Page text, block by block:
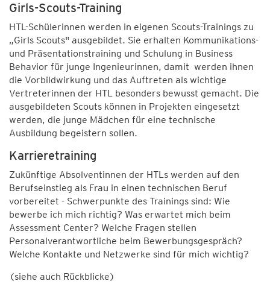
Girls-Scouts-Training
HTL-Schülerinnen werden in eigenen Scouts-Trainings zu
„Girls Scouts" ausgebildet. Sie erhalten Kommunikations-
und Präsentationstraining und Schulung in Business
Behavior für junge Ingenieurinnen, damit werden ihnen
die Vorbildwirkung und das Auftreten als wichtige
Vertreterinnen der HTL besonders bewusst gemacht. Die
ausgebildeten Scouts können in Projekten eingesetzt
werden, die junge Mädchen für eine technische
Ausbildung begeistern sollen.
Karrieretraining
Zukünftige Absolventinnen der HTLs werden auf den
Berufseinstieg als Frau in einen technischen Beruf
vorbereitet - Schwerpunkte des Trainings sind: Wie
bewerbe ich mich richtig? Was erwartet mich beim
Assessment Center? Welche Fragen stellen
Personalverantwortliche beim Bewerbungsgespräch?
Welche Kontakte und Netzwerke sind für mich wichtig?
(siehe auch Rückblicke)